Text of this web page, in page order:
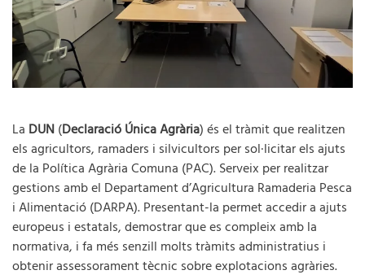
La DUN(Declaració Única Agrària) és el tràmit que realitzen
els agricultors, ramaders i silvicultors per sol·licitar els ajuts
de la Política Agrària Comuna (PAC). Serveix per realitzar
gestions amb el Departament d’Agricultura Ramaderia Pesca
i Alimentació (DARPA). Presentant-la permet accedir a ajuts
europeus i estatals, demostrar que es compleix amb la
normativa, i fa més senzill molts tràmits administratius i
obtenir assessorament tècnic sobre explotacions agràries.